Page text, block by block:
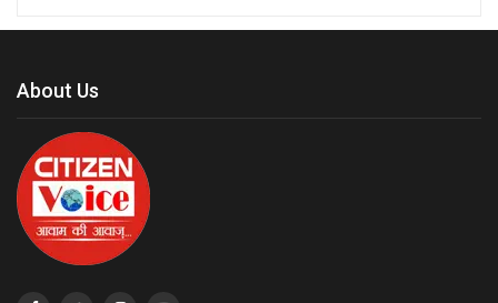
About Us